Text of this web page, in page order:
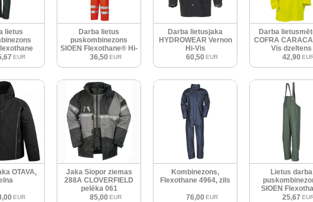
lietus
zaļš
EUR
Darba lietus
puskombinezons
SIOEN Flexothane® Hi-
Vis
36,50 EUR
Darba lietusjaka
HYDROWEAR Vernon
Hi-Vis
60,50 EUR
Darba
COFRA
Vis dzeltens
42,90
OTAVA,
EUR
Jaka Siopor ziemas
288A CLOVERFIELD
pelēka 061
85,00 EUR
Kombinezons,
Flexothane 4964, zils
76,00 EUR
Lietus darba
SIOEN
Louisia 4600,
25,67